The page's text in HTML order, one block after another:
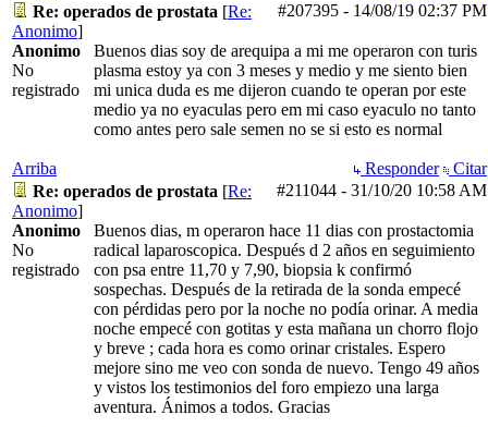
#207395 - 14/08/19 02:37 PM
Re: operados de prostata [Re:
Anonimo]
Anonimo
No
registrado
Buenos dias soy de arequipa a mi me operaron con turis
plasma estoy ya con 3 meses y medio y me siento bien
mi unica duda es me dijeron cuando te operan por este
medio ya no eyaculas pero em mi caso eyaculo no tanto
como antes pero sale semen no se si esto es normal
Arriba Responder
Citar
#211044 - 31/10/20 10:58 AM
Re: operados de prostata [Re:
Anonimo]
Anonimo
No
registrado
Buenos dias, m operaron hace 11 dias con prostactomia
radical laparoscopica. Después d 2 años en seguimiento
con psa entre 11,70 y 7,90, biopsia k confirmó
sospechas. Después de la retirada de la sonda empecé
con pérdidas pero por la noche no podía orinar. A media
noche empecé con gotitas y esta mañana un chorro flojo
y breve ; cada hora es como orinar cristales. Espero
mejore sino me veo con sonda de nuevo. Tengo 49 años
y vistos los testimonios del foro empiezo una larga
aventura. Ánimos a todos. Gracias